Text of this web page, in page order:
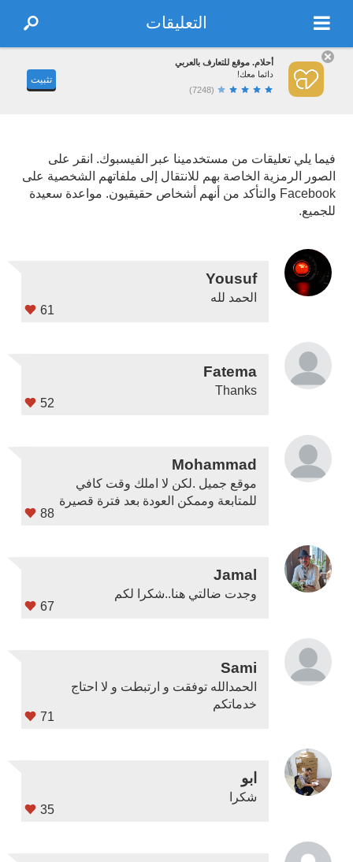
التعليقات
أحلام. موقع للتعارف بالعربي
دائما معك!
(7248)
تثبيت
فيما يلي تعليقات من مستخدمينا عبر الفيسبوك. انقر على
الصور الرمزية الخاصة بهم للانتقال إلى ملفاتهم الشخصية على
Facebook والتأكد من أنهم أشخاص حقيقيون. مواعدة سعيدة
للجميع.
61
Yousuf
الحمد لله
52
Fatema
Thanks
88
Mohammad
موقع جميل .لكن لا املك وقت كافي
للمتابعة وممكن العودة بعد فترة قصيرة
67
Jamal
وجدت ضالتي هنا..شكرا لكم
71
Sami
الحمدالله توفقت و ارتبطت و لا احتاج
خدماتكم
35
ابو
شكرا